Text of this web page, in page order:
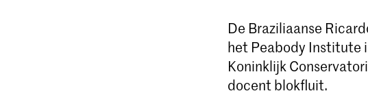
De Braziliaanse
het Peabody Institute
Koninklijk
docent blokfluit.